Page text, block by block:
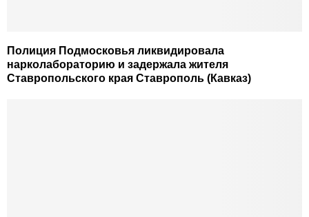
Полиция Подмосковья ликвидировала
нарколабораторию и задержала жителя
Ставропольского края Ставрополь (Кавказ)